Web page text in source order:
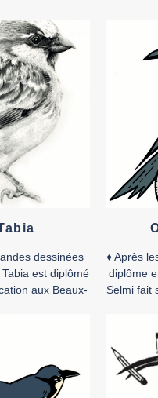
balayée par le vent de la
D’après le témoignage
l’un des rares rescapés
connu comme
auteur de
coédité au Maroc avec
♦ Accéder au dossier
dessinées
est diplômé
aux Beaux-
et
des maisons
Il a également
de
♦ Après
diplôme
Selmi fait
à sa
bande